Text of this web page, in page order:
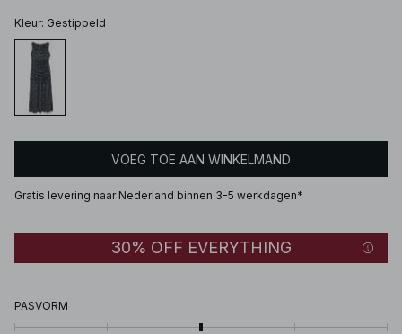
Kleur: Gestippeld
VOEG TOE AAN WINKELMAND
Gratis levering naar Nederland binnen 3-5 werkdagen*
30% OFF EVERYTHING
PASVORM